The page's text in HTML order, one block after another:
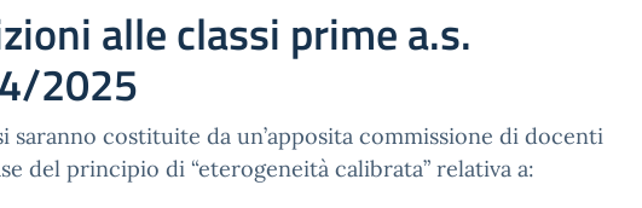
alle classi prime a.s.
2025
saranno costituite da un’apposita commissione di docenti
del principio di “eterogeneità calibrata” relativa a: